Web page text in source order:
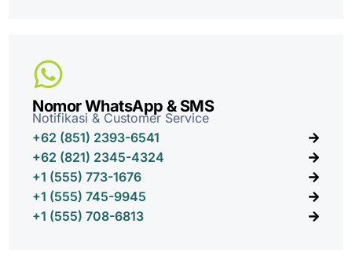
Nomor WhatsApp & SMS
Notifikasi & Customer Service
+62 (851) 2393-6541
+62 (821) 2345-4324
+‎1 (555) 773-1676
+‎1 (555) 745-9945
+‎1 (555) 708-6813